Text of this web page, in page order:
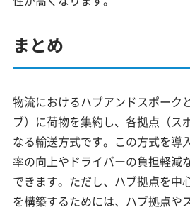
まとめ
物流におけるハブアンドスポーク
ブ）に荷物を集約し、各拠点（ス
なる輸送方式です。この方式を導
率の向上やドライバーの負担軽減
できます。ただし、ハブ拠点を中
を構築するためには、ハブ拠点や